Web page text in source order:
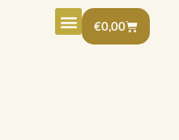
€0,00